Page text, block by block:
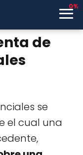
0%
de
se
el cual una